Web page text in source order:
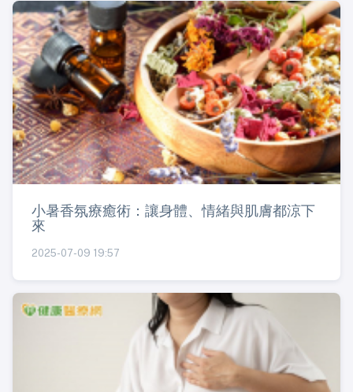
小暑香氛療癒術：讓身體、情緒與肌膚都涼下
來
2025-07-09 19:57